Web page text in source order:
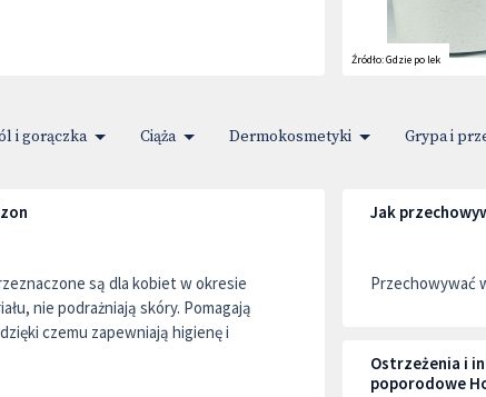
Źródło:Gdzie po lek
i gorączka Ciąża Dermokosmetyki Grypa i
są dla kobiet w okresie
nie podrażniają skóry. Pomagają
czemu zapewniają higienę i
Jak
Przechowywać
Ostrzeżenia i
poporodowe